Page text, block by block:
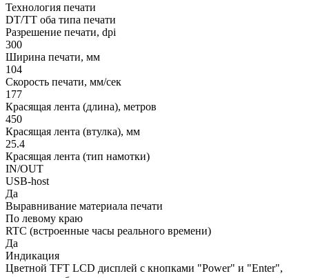
Технология печати
DT/TT оба типа печати
Разрешение печати, dpi
300
Ширина печати, мм
104
Скорость печати, мм/сек
177
Красящая лента (длина), метров
450
Красящая лента (втулка), мм
25.4
Красящая лента (тип намотки)
IN/OUT
USB-host
Да
Выравнивание материала печати
По левому краю
RTC (встроенные часы реального времени)
Да
Индикация
Цветной TFT LCD дисплей с кнопками "Power" и "Enter",